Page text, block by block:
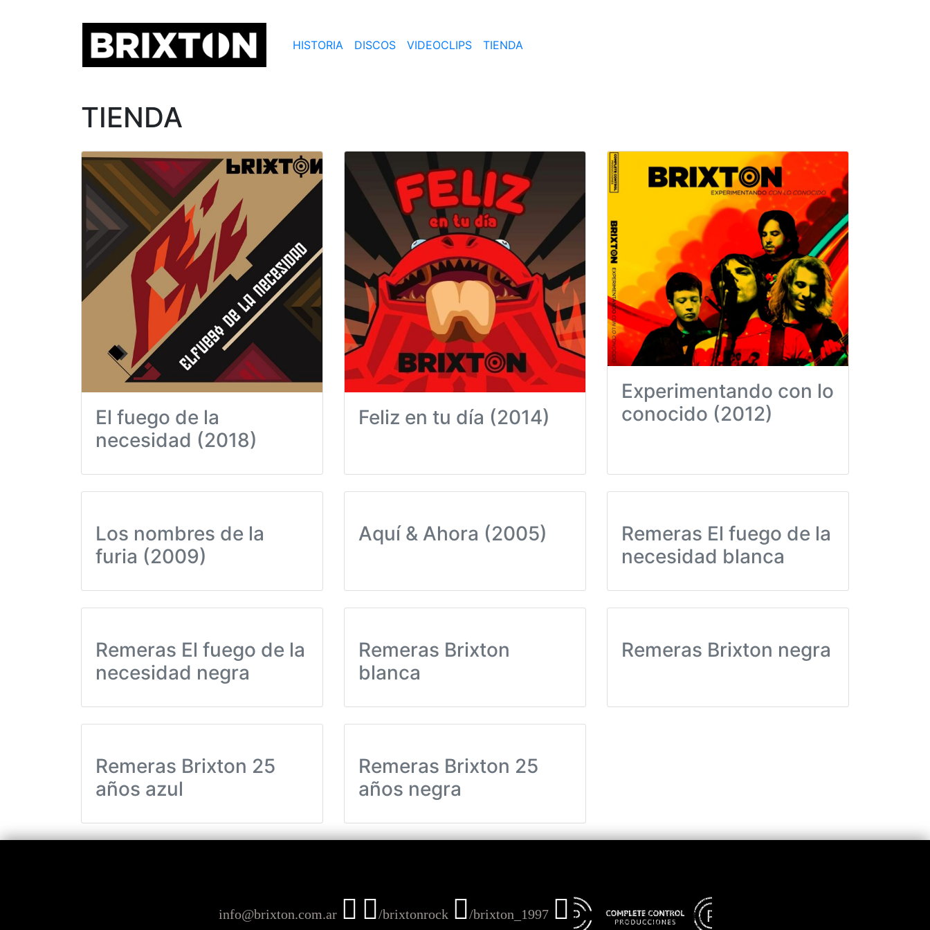
HISTORIA DISCOS VIDEOCLIPS TIENDA
TIENDA
El fuego de la
necesidad (2018)
Feliz en tu día (2014)
Experimentando con lo
conocido (2012)
Los nombres de la
furia (2009)
Aquí & Ahora (2005)
Remeras El fuego de la
necesidad blanca
Remeras El fuego de la
necesidad negra
Remeras Brixton
blanca
Remeras Brixton negra
Remeras Brixton 25
años azul
Remeras Brixton 25
años negra
info@brixton.com.ar /brixtonrock /brixton_1997